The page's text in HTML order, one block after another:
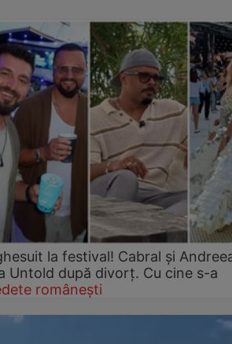
la festival! Cabral și
Untold după divorț. Cu cine s-a
românești